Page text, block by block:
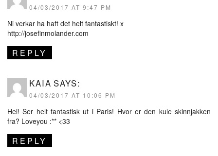
04/03/2017 AT 9:47 PM
Ni verkar ha haft det helt fantastiskt! x
http://josefinmolander.com
REPLY
KAIA SAYS:
04/03/2017 AT 10:06 PM
Hei! Ser helt fantastisk ut i Paris! Hvor er den kule skinnjakken
fra? Loveyou :** <33
REPLY